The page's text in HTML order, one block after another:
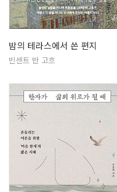
밤의 테라스에서 쓴 편지
빈센트 반 고흐